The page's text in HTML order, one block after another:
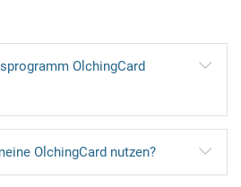
OlchingCard
OlchingCard nutzen?